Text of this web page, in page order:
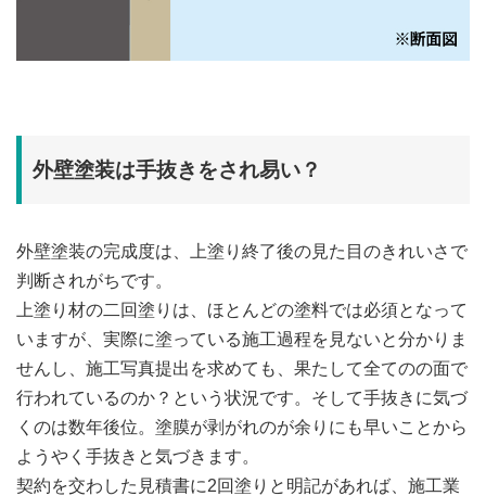
外壁塗装は手抜きをされ易い？
外壁塗装の完成度は、上塗り終了後の見た目のきれいさで
判断されがちです。
上塗り材の二回塗りは、ほとんどの塗料では必須となって
いますが、実際に塗っている施工過程を見ないと分かりま
せんし、施工写真提出を求めても、果たして全てのの面で
行われているのか？という状況です。そして手抜きに気づ
くのは数年後位。塗膜が剥がれのが余りにも早いことから
ようやく手抜きと気づきます。
契約を交わした見積書に2回塗りと明記があれば、施工業